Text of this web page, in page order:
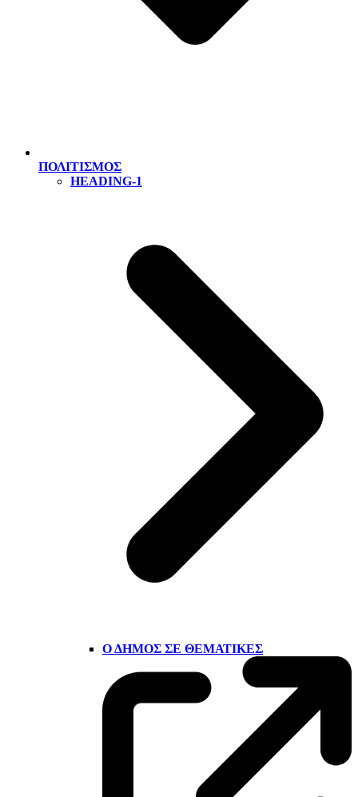
ΠΟΛΙΤΙΣΜΟΣ
HEADING-1
Ο ΔΉΜΟΣ ΣΕ ΘΕΜΑΤΙΚΈΣ